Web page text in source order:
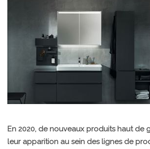
En 2020, de nouveaux produits haut de
leur apparition au sein des lignes de